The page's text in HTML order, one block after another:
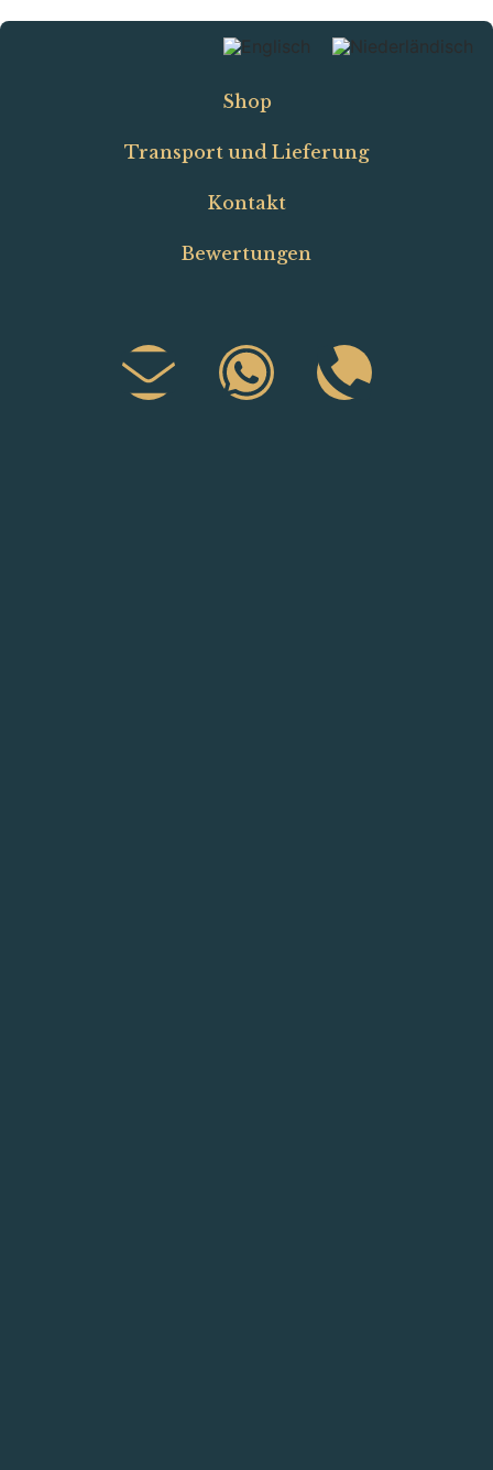
Shop
Transport und Lieferung
Kontakt
Bewertungen